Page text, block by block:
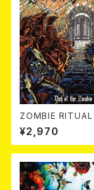
ZOMBIE
e Zombie
¥2,970